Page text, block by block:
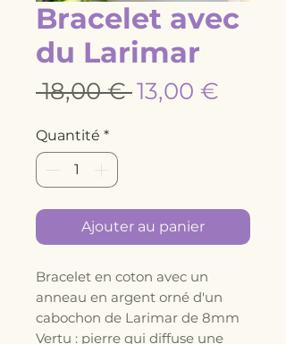
Bracelet avec
du Larimar
18,00 € Prix
13,00 €
Quantité *
Ajouter au panier
Bracelet en coton avec un
anneau en argent orné d'un
cabochon de Larimar de 8mm
Vertu : pierre qui diffuse une